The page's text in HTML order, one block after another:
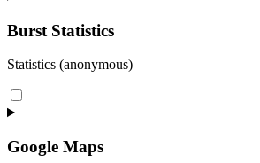
wordpress
Burst Statistics
Statistics (anonymous)
Consent
to
burst-
statistics
Google Maps